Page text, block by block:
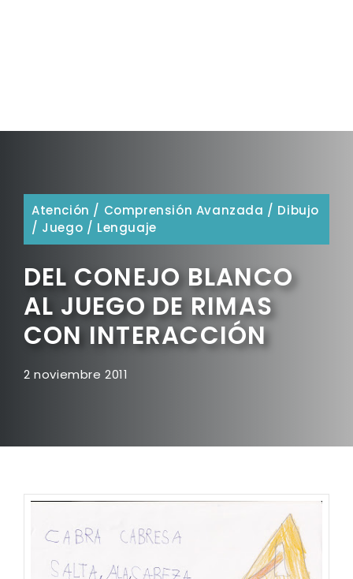
Atención / Comprensión Avanzada / Dibujo
/ Juego / Lenguaje
DEL CONEJO BLANCO
AL JUEGO DE RIMAS
CON INTERACCIÓN
2 noviembre 2011